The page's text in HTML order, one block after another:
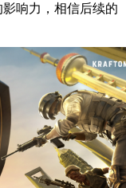
响力，相信后续的